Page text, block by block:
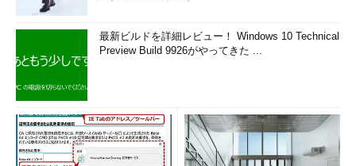
最新ビルドを詳細レビュー！ Windows 10 Technical
Preview Build 9926がやってきた ...